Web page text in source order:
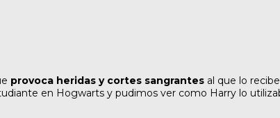
provoca heridas y cortes sangrantes al que lo
en Hogwarts y pudimos ver como Harry lo